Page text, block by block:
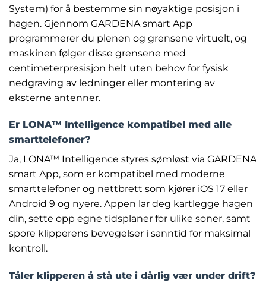
System) for å bestemme sin nøyaktige posisjon i
hagen. Gjennom GARDENA smart App
programmerer du plenen og grensene virtuelt, og
maskinen følger disse grensene med
centimeterpresisjon helt uten behov for fysisk
nedgraving av ledninger eller montering av
eksterne antenner.
Er LONA™ Intelligence kompatibel med alle
smarttelefoner?
Ja, LONA™ Intelligence styres sømløst via GARDENA
smart App, som er kompatibel med moderne
smarttelefoner og nettbrett som kjører iOS 17 eller
Android 9 og nyere. Appen lar deg kartlegge hagen
din, sette opp egne tidsplaner for ulike soner, samt
spore klipperens bevegelser i sanntid for maksimal
kontroll.
Tåler klipperen å stå ute i dårlig vær under drift?